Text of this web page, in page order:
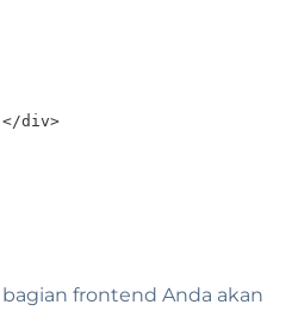
div>
frontend Anda akan